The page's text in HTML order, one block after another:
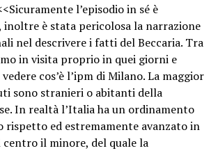
l’episodio in sé è
è stata pericolosa la narrazione
nel descrivere i fatti del Beccaria. Tra
in visita proprio in quei giorni e
cos’è l’ipm di Milano. La maggior
sono stranieri o abitanti della
In realtà l’Italia ha un ordinamento
ed estremamente avanzato in
il minore, del quale la